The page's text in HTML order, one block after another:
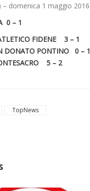
– domenica 1 maggio 2016
0 – 1
FIDENE 3 – 1
DONATO PONTINO 0 – 1
5 – 2
TopNews